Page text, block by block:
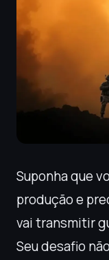
Suponha que
produção e
vai transmitir
Seu desafio